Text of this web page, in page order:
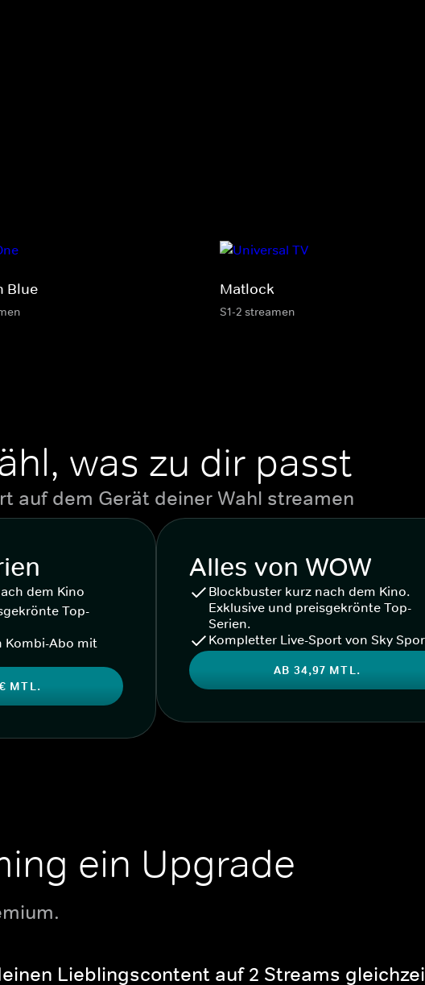
Blue Matlock
S1-2 streamen
was zu dir passt
auf dem Gerät deiner Wahl streamen
dem Kino
Top-
Kombi-Abo mit
MTL.
Alles von WOW
Blockbuster kurz nach dem Kino.
Exklusive und preisgekrönte Top-
Serien.
Kompletter Live-Sport von Sky
AB 34,97 MTL.
ein Upgrade
Lieblingscontent auf 2 Streams